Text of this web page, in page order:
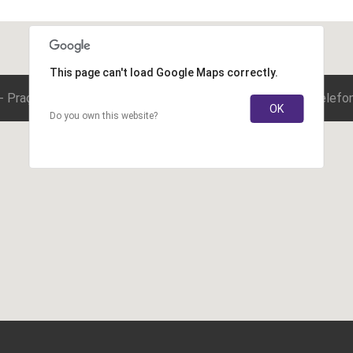
Praça Saens Penã, Shopping 344 - Bloco 1 - sala 804 -
This page can't load Google Maps correctly.
Do you own this website?
OK